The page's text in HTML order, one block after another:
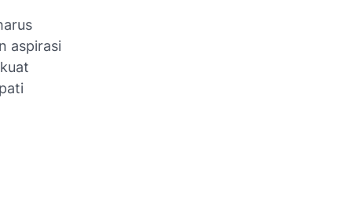
aspirasi